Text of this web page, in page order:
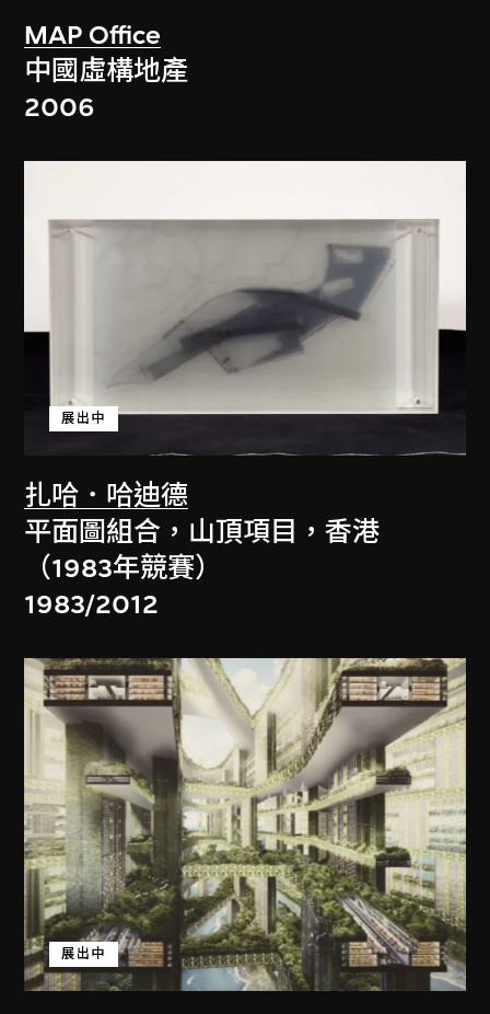
MAP Office
中國虛構地產
2006
扎哈．哈迪德
展出中
平面圖組合，山頂項目，香港
（1983年競賽）
1983/2012
展出中